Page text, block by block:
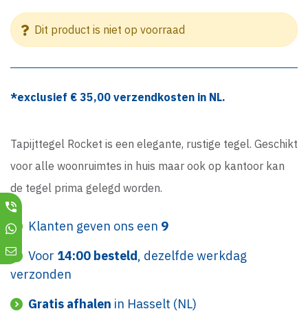
Dit product is niet op voorraad
*exclusief € 35,00 verzendkosten in NL.
Tapijttegel Rocket is een elegante, rustige tegel. Geschikt
voor alle woonruimtes in huis maar ook op kantoor kan
de tegel prima gelegd worden.
Klanten geven ons een 9
Voor 14:00 besteld, dezelfde werkdag
verzonden
Gratis afhalen in Hasselt (NL)